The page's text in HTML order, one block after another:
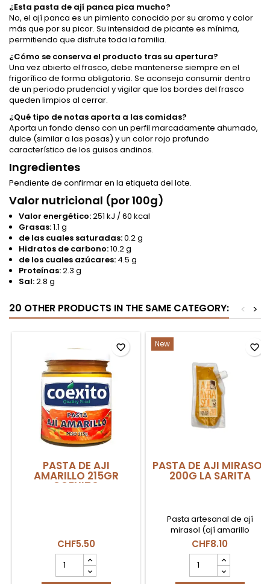
¿Esta pasta de ají panca pica mucho?
No, el ají panca es un pimiento conocido por su aroma y color
más que por su picor. Su intensidad de picante es mínima,
permitiendo que disfrute toda la familia.
¿Cómo se conserva el producto tras su apertura?
Una vez abierto el frasco, debe mantenerse siempre en el
frigorífico de forma obligatoria. Se aconseja consumir dentro
de un periodo prudencial y vigilar que los bordes del frasco
queden limpios al cerrar.
¿Qué tipo de notas aporta a las comidas?
Aporta un fondo denso con un perfil marcadamente ahumado,
dulce (similar a las pasas) y un color rojo profundo
característico de los guisos andinos.
Ingredientes
Pendiente de confirmar en la etiqueta del lote.
Valor nutricional (por 100g)
Valor energético:251 kJ / 60 kcal
Grasas:1.1 g
de las cuales saturadas:0.2 g
Hidratos de carbono:10.2 g
de los cuales azúcares: 4.5 g
Proteínas:2.3 g
Sal:2.8 g
20 OTHER PRODUCTS IN THE SAME CATEGORY: >
<
PASTA DE AJI
AMARILLO 215GR
COEXITO
CHF5.50
DE
AJI
favorite_border New
PASTA DE AJI MIRASOL
200G LA SARITA
Pasta artesanal de ají
mirasol (ají amarillo
deshidratado al sol)
cultivado y procesado en
Perú por la marca La Sarita.
Desarrolla un perfil
CHF8.10
DE
AJI
favorite_border